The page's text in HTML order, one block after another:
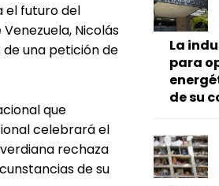
el futuro del
Nicolás
una petición de
que
celebrará el
rechaza
de su
La
para
de su